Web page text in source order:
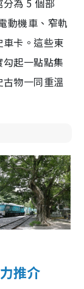
為 5 個部
動機車、窄軌
卡。這些東
起一點點集
物一同重溫
推介